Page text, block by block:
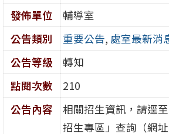
發佈單位
輔導室
公告類別
重要公告, 處室最新消
公告等級
轉知
點閱次數
210
公告內容
相關招生資訊，請逕
招生專區」查詢（網址